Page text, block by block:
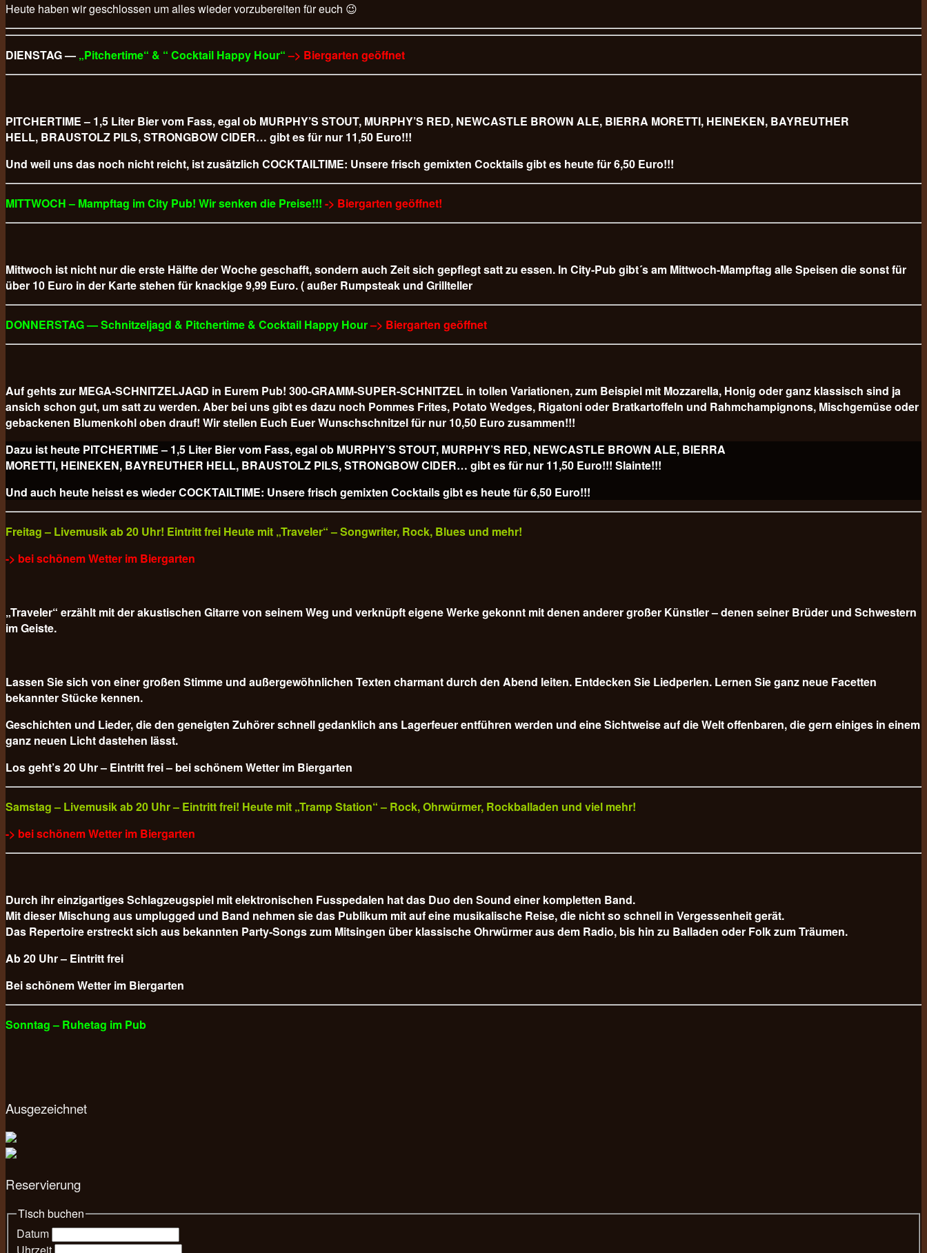
Heute haben wir geschlossen um alles wieder vorzubereiten für euch 😉
DIENSTAG — „Pitchertime“ & “ Cocktail Happy Hour“–> Biergarten geöffnet
PITCHERTIME – 1,5 Liter Bier vom Fass, egal ob MURPHY’S STOUT, MURPHY’S RED, NEWCASTLE BROWN ALE, BIERRA MORETTI, HEINEKEN, BAYREUTHER
HELL, BRAUSTOLZ PILS, STRONGBOW CIDER… gibt es für nur 11,50 Euro!!!
Und weil uns das noch nicht reicht, ist zusätzlich COCKTAILTIME: Unsere frisch gemixten Cocktails gibt es heute für 6,50 Euro!!!
MITTWOCH – Mampftag im City Pub! Wir senken die Preise!!! -> Biergarten geöffnet!
Mittwoch ist nicht nur die erste Hälfte der Woche geschafft, sondern auch Zeit sich gepflegt satt zu essen. In City-Pub gibt´s am Mittwoch-Mampftag alle Speisen die sonst für
über 10 Euro in der Karte stehen für knackige 9,99 Euro. ( außer Rumpsteak und Grillteller
DONNERSTAG — Schnitzeljagd & Pitchertime & Cocktail Happy Hour–> Biergarten geöffnet
Auf gehts zur MEGA-SCHNITZELJAGD in Eurem Pub! 300-GRAMM-SUPER-SCHNITZEL in tollen Variationen, zum Beispiel mit Mozzarella, Honig oder ganz klassisch sind ja
ansich schon gut, um satt zu werden. Aber bei uns gibt es dazu noch Pommes Frites, Potato Wedges, Rigatoni oder Bratkartoffeln und Rahmchampignons, Mischgemüse oder
gebackenen Blumenkohl oben drauf! Wir stellen Euch Euer Wunschschnitzel für nur 10,50 Euro zusammen!!!
Dazu ist heute PITCHERTIME – 1,5 Liter Bier vom Fass, egal ob MURPHY’S STOUT, MURPHY’S RED, NEWCASTLE BROWN ALE, BIERRA
MORETTI, HEINEKEN, BAYREUTHER HELL, BRAUSTOLZ PILS, STRONGBOW CIDER… gibt es für nur 11,50 Euro!!! Slainte!!!
Und auch heute heisst es wieder COCKTAILTIME: Unsere frisch gemixten Cocktails gibt es heute für6,50 Euro!!!
Freitag – Livemusik ab 20 Uhr! Eintritt frei Heute mit „Traveler“ – Songwriter, Rock, Blues und mehr!
-> bei schönem Wetter im Biergarten
„Traveler“ erzählt mit der akustischen Gitarre von seinem Weg und verknüpft eigene Werke gekonnt mit denen anderer großer Künstler – denen seiner Brüder und Schwestern
im Geiste.
Lassen Sie sich von einer großen Stimme und außergewöhnlichen Texten charmant durch den Abend leiten. Entdecken Sie Liedperlen. Lernen Sie ganz neue Facetten
bekannter Stücke kennen.
Geschichten und Lieder, die den geneigten Zuhörer schnell gedanklich ans Lagerfeuer entführen werden und eine Sichtweise auf die Welt offenbaren, die gern einiges in einem
ganz neuen Licht dastehen lässt.
Los geht’s 20 Uhr – Eintritt frei – bei schönem Wetter im Biergarten
Samstag – Livemusik ab 20 Uhr – Eintritt frei! Heute mit „Tramp Station“ – Rock, Ohrwürmer, Rockballaden und viel mehr!
-> bei schönem Wetter im Biergarten
Durch ihr einzigartiges Schlagzeugspiel mit elektronischen Fusspedalen hat das Duo den Sound einer kompletten Band.
Mit dieser Mischung aus umplugged und Band nehmen sie das Publikum mit auf eine musikalische Reise, die nicht so schnell in Vergessenheit gerät.
Das Repertoire erstreckt sich aus bekannten Party-Songs zum Mitsingen über klassische Ohrwürmer aus dem Radio, bis hin zu Balladen oder Folk zum Träumen.
Ab 20 Uhr – Eintritt frei
Bei schönem Wetter im Biergarten
Sonntag – Ruhetag im Pub
Ausgezeichnet
Reservierung
Tisch buchen
Datum